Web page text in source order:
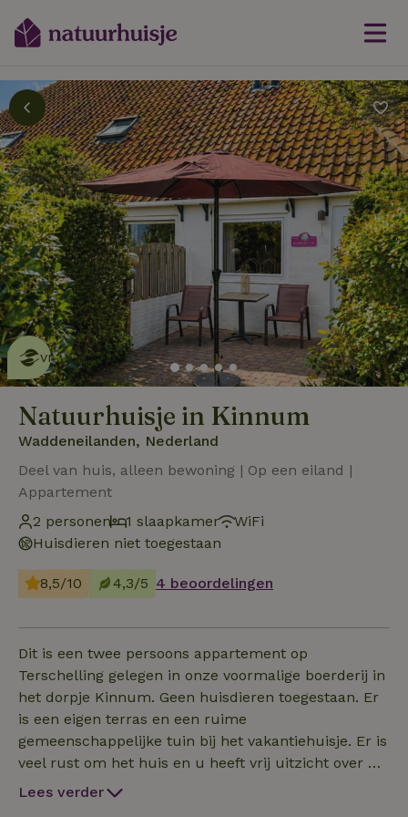
Dit natuurhuisje is eco-
vriendelijklees meer
Natuurhuisje in Kinnum
Waddeneilanden, Nederland
Deel van huis, alleen bewoning | Op een eiland |
Appartement
2 personen
1 slaapkamer
WiFi
Huisdieren niet toegestaan
8,5/10 4,3/5 4 beoordelingen
Dit is een twee persoons appartement op
Terschelling gelegen in onze voormalige boerderij in
het dorpje Kinnum. Geen huisdieren toegestaan. Er
is een eigen terras en een ruime
gemeenschappelijke tuin bij het vakantiehuisje. Er is
veel rust om het huis en u heeft vrij uitzicht over de
weilanden en de waddendijk op 150 meter. Midsland
Lees verder